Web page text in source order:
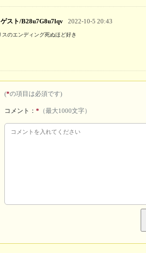
ゲスト/B28u7G8u7lqv 2022-10-5 20:43
(*の項目は必須です)
コメント：* （最大1000文字）